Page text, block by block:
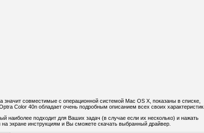
совместимые с операционной системой Mac OS X, показаны в списке,
Color 40n обладает очень подробным описанием всех своих характеристик.
наиболее подходит для Ваших задач (в случае если их несколько) и нажать
экране инструкциям и Вы сможете скачать выбранный драйвер.